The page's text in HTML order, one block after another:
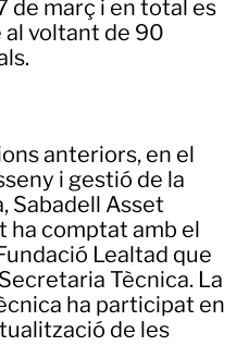
de març i en total es
voltant de 90
anteriors, en el
i gestió de la
Sabadell Asset
ha comptat amb el
Lealtad que
Tècnica. La
ha participat en
de les